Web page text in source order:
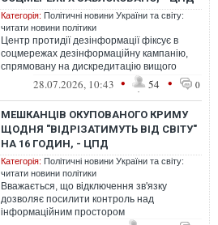
Категорія: Політичні новини України та світу:
читати новини політики
Центр протидії дезінформації фіксує в
соцмережах дезінформаційну кампанію,
спрямовану на дискредитацію вищого
командування Сил оборони України
28.07.2026, 10:43 • 54 • 0
МЕШКАНЦІВ ОКУПОВАНОГО КРИМУ
ЩОДНЯ "ВІДРІЗАТИМУТЬ ВІД СВІТУ"
НА 16 ГОДИН, - ЦПД
Категорія: Політичні новини України та світу:
читати новини політики
Вважається, що відключення зв'язку
дозволяє посилити контроль над
інформаційним простором